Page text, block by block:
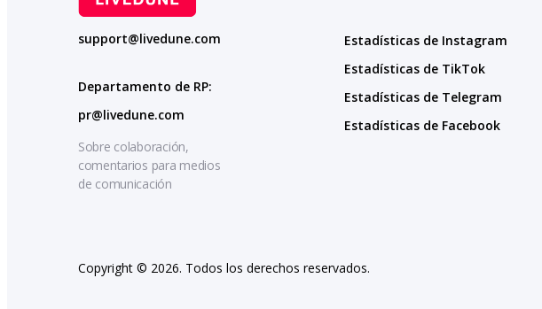
support@livedune.com
Departamento de RP:
pr@livedune.com
Sobre colaboración,
comentarios para medios
de comunicación
Estadísticas de Instagram
Estadísticas de TikTok
Estadísticas de Telegram
Estadísticas de Facebook
Copyright © 2026. Todos los derechos reservados.